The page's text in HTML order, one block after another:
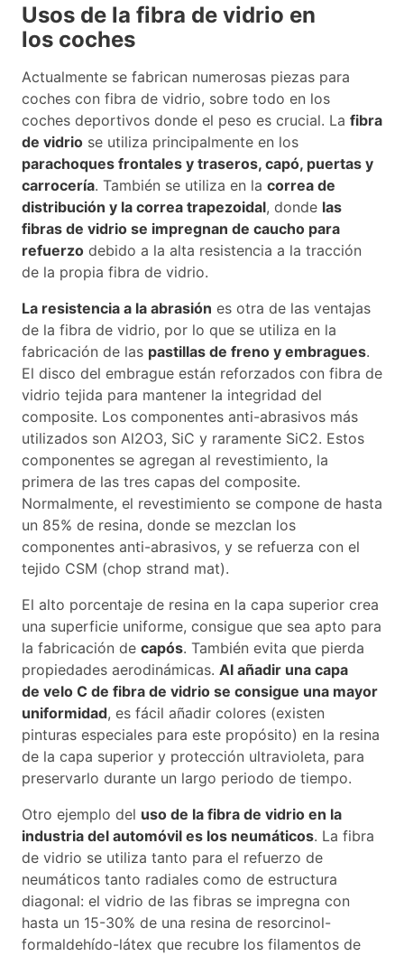
Usos de la fibra de vidrio en
los coches
Actualmente se fabrican numerosas piezas para
coches con fibra de vidrio, sobre todo en los
coches deportivos donde el peso es crucial. La fibra
de vidrio se utiliza principalmente en los
parachoques frontales y traseros, capó, puertas y
carrocería. También se utiliza en la correa de
distribución y la correa trapezoidal, donde las
fibras de vidrio se impregnan de caucho para
refuerzo debido a la alta resistencia a la tracción
de la propia fibra de vidrio.
La resistencia a la abrasión es otra de las ventajas
de la fibra de vidrio, por lo que se utiliza en la
fabricación de las pastillas de freno y embragues.
El disco del embrague están reforzados con fibra de
vidrio tejida para mantener la integridad del
composite. Los componentes anti-abrasivos más
utilizados son Al2O3, SiC y raramente SiC2. Estos
componentes se agregan al revestimiento, la
primera de las tres capas del composite.
Normalmente, el revestimiento se compone de hasta
un 85% de resina, donde se mezclan los
componentes anti-abrasivos, y se refuerza con el
tejido CSM (chop strand mat).
El alto porcentaje de resina en la capa superior crea
una superficie uniforme, consigue que sea apto para
la fabricación de capós. También evita que pierda
propiedades aerodinámicas. Al añadir una capa
de velo C de fibra de vidrio se consigue una mayor
uniformidad, es fácil añadir colores (existen
pinturas especiales para este propósito) en la resina
de la capa superior y protección ultravioleta, para
preservarlo durante un largo periodo de tiempo.
Otro ejemplo del uso de la fibra de vidrio en la
industria del automóvil es los neumáticos. La fibra
de vidrio se utiliza tanto para el refuerzo de
neumáticos tanto radiales como de estructura
diagonal: el vidrio de las fibras se impregna con
hasta un 15-30% de una resina de resorcinol-
formaldehído-látex que recubre los filamentos de